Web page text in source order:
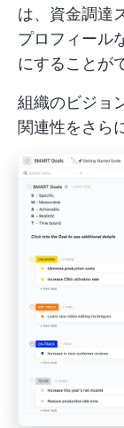
は、資金調達
プロフィール
にすることが
組織のビジョ
関連性をさら